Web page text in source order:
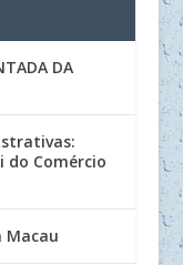
DA
do Comércio
Macau